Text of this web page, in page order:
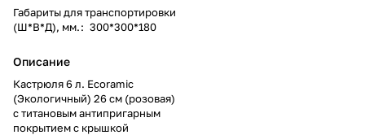
Габариты для транспортировки
(Ш*В*Д), мм.: 300*300*180
Описание
Кастрюля 6 л. Ecoramic
(Экологичный) 26 см (розовая)
с титановым антипригарным
покрытием с крышкой